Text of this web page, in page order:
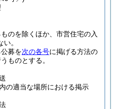
のを除くほか、市営住宅の入
。
募を次の各号に掲げる方法の
ものとする。
の適当な場所における掲示